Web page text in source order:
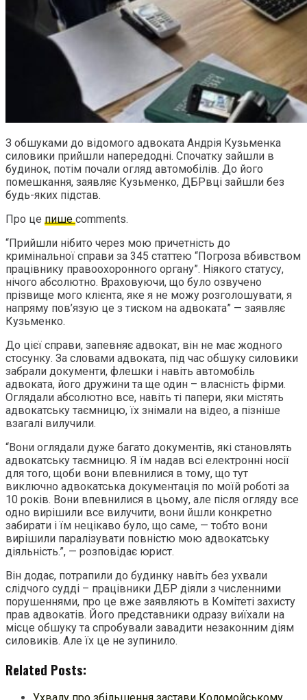
З обшуками до відомого адвоката Андрія Кузьменка
силовики прийшли напередодні. Спочатку зайшли в
будинок, потім почали огляд автомобілів. До його
помешкання, заявляє Кузьменко, ДБРвці зайшли без
будь-яких підстав.
Про це пишеcomments.
“Прийшли нібито через мою причетність до
кримінальної справи за 345 статтею “Погроза вбивством
працівнику правоохоронного органу”. Ніякого статусу,
нічого абсолютно. Враховуючи, що було озвучено
прізвище мого клієнта, яке я не можу розголошувати, я
напряму пов’язую це з тиском на адвоката” — заявляє
Кузьменко.
До цієї справи, запевняє адвокат, він не має жодного
стосунку. За словами адвоката, під час обшуку силовики
забрали документи, флешки і навіть автомобіль
адвоката, його дружини та ще один – власність фірми.
Оглядали абсолютно все, навіть ті папери, яки містять
адвокатську таємницю, їх знімали на відео, а пізніше
взагалі вилучили.
“Вони оглядали дуже багато документів, які становлять
адвокатську таємницю. Я їм надав всі електронні носії
для того, щоби вони впевнилися в тому, що тут
виключно адвокатська документація по моїй роботі за
10 років. Вони впевнилися в цьому, але після огляду все
одно вирішили все вилучити, вони йшли конкретно
забирати і їм нецікаво було, що саме, — тобто вони
вирішили паралізувати повністю мою адвокатську
діяльність.”, — розповідає юрист.
Він додає, потрапили до будинку навіть без ухвали
слідчого судді – працівники ДБР діяли з численними
порушеннями, про це вже заявляють в Комітеті захисту
прав адвокатів. Його представники одразу виїхали на
місце обшуку та спробували завадити незаконним діям
силовиків. Але їх це не зупинило.
Related Posts: